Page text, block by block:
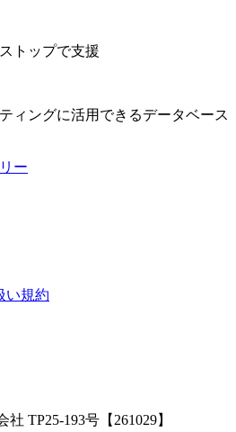
トップで支援
ィングに活用できるデータベース
い規約
TP25-193号【261029】